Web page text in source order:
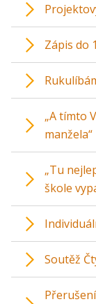
Zápis do
„A tímto
manžela“
„Tu
škole
Soutěž